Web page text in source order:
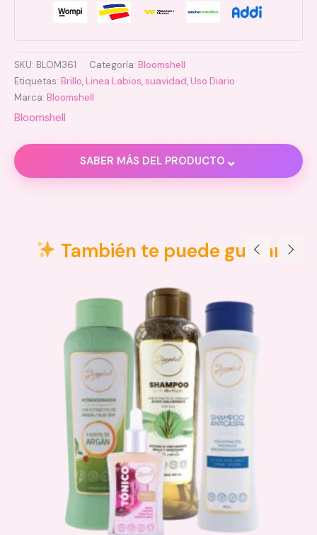
SKU: BLOM361 Categoría: Bloomshell
Etiquetas: Brillo, Linea Labios,suavidad, Uso Diario
Marca: Bloomshell
Bloomshell
SABER MÁS DEL PRODUCTO ⌄
También te puede gustar